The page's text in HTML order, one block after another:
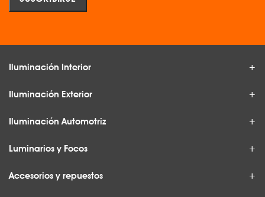
Iluminación Interior
Iluminación Exterior
Iluminación Automotriz
Luminarios y Focos
Accesorios y repuestos